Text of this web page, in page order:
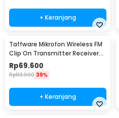
+ Keranjang
Taffware Mikrofon Wireless FM
Clip On Transmitter Receiver
Jack 6.3mm - WR-601
Rp69.600
Rp113.900 39%
+ Keranjang